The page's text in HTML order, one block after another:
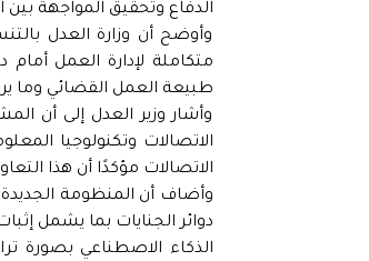
الدفاع وتحقيق المواجهة
وأوضح أن وزارة العدل
متكاملة لإدارة العمل أمام
طبيعة العمل القضائي وما
وأشار وزير العدل إلى أن
الاتصالات وتكنولوجيا
الاتصالات مؤكدًا أن هذا
وأضاف أن المنظومة
دوائر الجنايات بما يشمل
الذكاء الاصطناعي بصورة